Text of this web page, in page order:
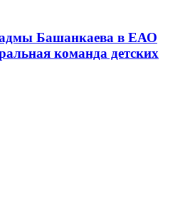
Башанкаева в ЕАО
команда детских